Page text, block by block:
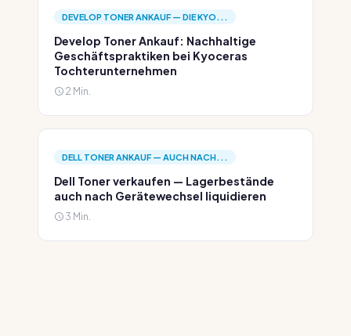
DEVELOP TONER ANKAUF — DIE KYO...
Develop Toner Ankauf: Nachhaltige
Geschäftspraktiken bei Kyoceras
Tochterunternehmen
2 Min.
DELL TONER ANKAUF — AUCH NACH...
Dell Toner verkaufen — Lagerbestände
auch nach Gerätewechsel liquidieren
3 Min.